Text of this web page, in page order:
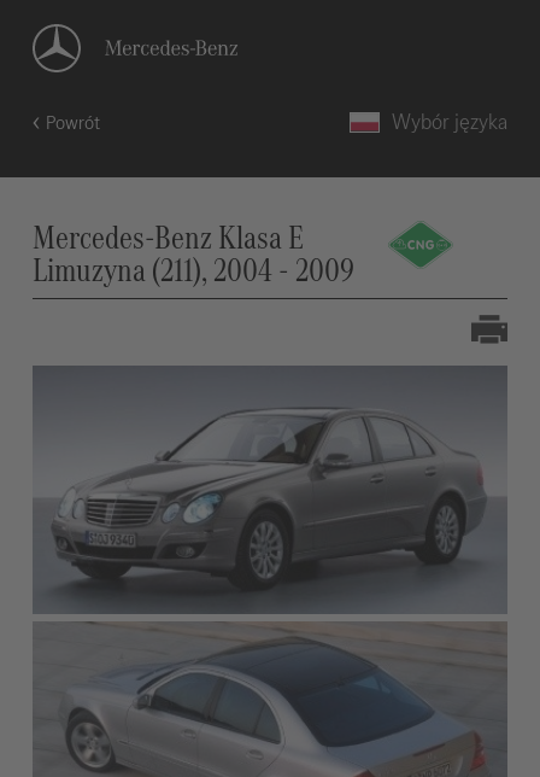
Powrót Wybór języka
Mercedes-Benz Klasa E
Limuzyna (211), 2004 - 2009